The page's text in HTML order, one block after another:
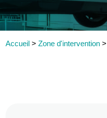
Accueil >Zone d'intervention >